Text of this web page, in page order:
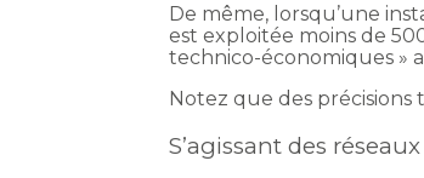
De même, lorsqu’une
est exploitée moins de
technico-économiques »
Notez que des
S’agissant des